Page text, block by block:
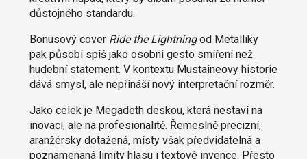
důstojného standardu.
Bonusový cover Ride the Lightningod Metalliky
pak působí spíš jako osobní gesto smíření než
hudební statement. V kontextu Mustaineovy historie
dává smysl, ale nepřináší nový interpretační rozměr.
Jako celek je Megadeth deskou, která nestaví na
inovaci, ale na profesionalitě. Řemeslně precizní,
aranžérsky dotažená, místy však předvídatelná a
poznamenaná limity hlasu i textové invence. Přesto